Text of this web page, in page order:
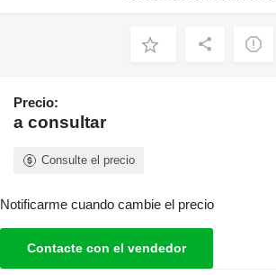
Precio:
a consultar
Consulte el precio
Notificarme cuando cambie el precio
Contacte con el vendedor